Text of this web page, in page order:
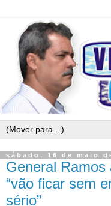
sábado, 16 de maio
General
“vão ficar sem
sério”